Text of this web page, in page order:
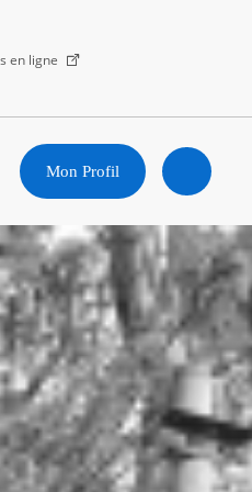
en ligne
Mon Profil
Ouvrir
la